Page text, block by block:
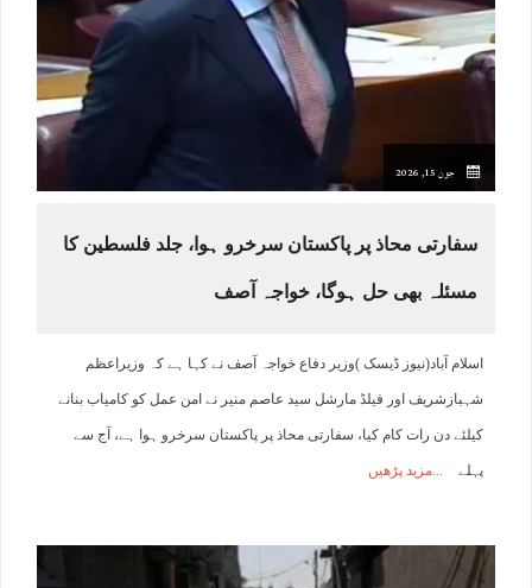
جون 15, 2026
سفارتی محاذ پر پاکستان سرخرو ہوا، جلد فلسطین کا
مسئلہ بھی حل ہوگا، خواجہ آصف
اسلام آباد(نیوز ڈیسک )وزیر دفاع خواجہ آصف نے کہا ہے کہ وزیراعظم
شہبازشریف اور فیلڈ مارشل سید عاصم منیر نے امن عمل کو کامیاب بنانے
کیلئے دن رات کام کیا، سفارتی محاذ پر پاکستان سرخرو ہوا ہے، آج سے
پہلے مزید پڑھیں